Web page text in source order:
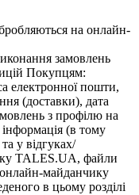
на онлайн-
замовлень
Покупцям:
електронної пошти,
(доставки), дата
з профілю на
(в тому
у відгуках/
TALES.UA, файли
майданчику
в цьому розділі